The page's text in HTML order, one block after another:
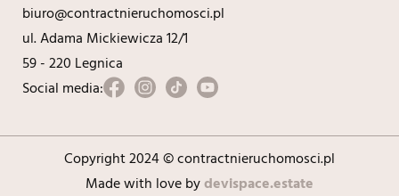
biuro@contractnieruchomosci.pl
ul. Adama Mickiewicza 12/1
59 - 220 Legnica
Social media:
Copyright 2024 © contractnieruchomosci.pl
Made with love bydevispace.estate